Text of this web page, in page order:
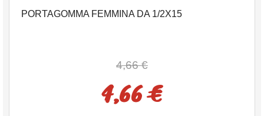
PORTAGOMMA FEMMINA DA 1/2X15
4,66 €
4,66 €